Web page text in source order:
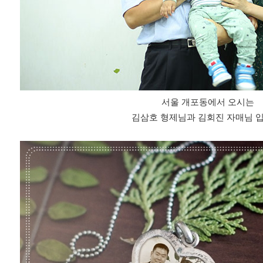
서울 개포동에서 오시는
김삼호 형제님과 김회진 자매님